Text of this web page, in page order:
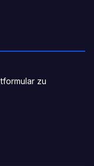
zu